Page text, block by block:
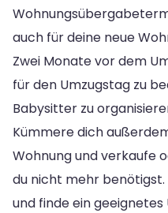
auch für deine neue
Zwei Monate vor dem
für den Umzugstag zu
Babysitter zu
Kümmere dich
Wohnung und verkaufe
du nicht mehr
und finde ein